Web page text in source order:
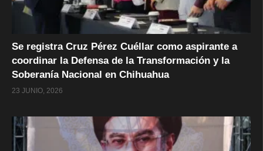
Se registra Cruz Pérez Cuéllar como aspirante a
coordinar la Defensa de la Transformación y la
Soberanía Nacional en Chihuahua
23 JUNIO, 2026